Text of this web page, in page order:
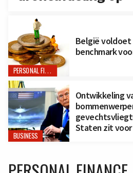
PERSONAL FINANCE
België voldoet
benchmark
BUSINESS
Ontwikkeling
Staten zit voor